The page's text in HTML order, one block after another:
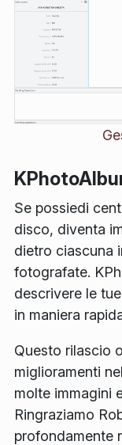
Se possiedi
disco, diventa
dietro ciascuna
fotografate.
descrivere le
in maniera
Questo rilascio
miglioramenti
molte immagini
Ringraziamo
profondamente